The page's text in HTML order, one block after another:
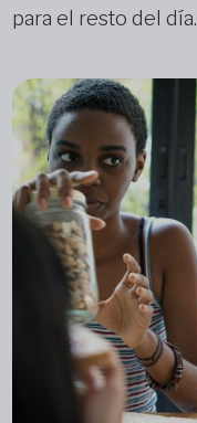
para el resto del día.